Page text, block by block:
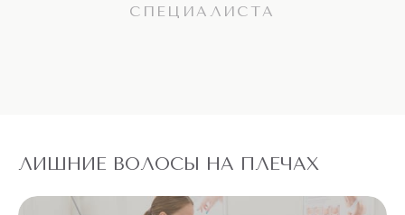
СПЕЦИАЛИСТА
ЛИШНИЕ ВОЛОСЫ НА ПЛЕЧАХ